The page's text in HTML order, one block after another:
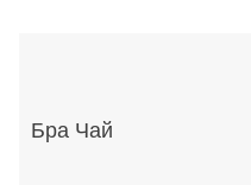
Бра Чай